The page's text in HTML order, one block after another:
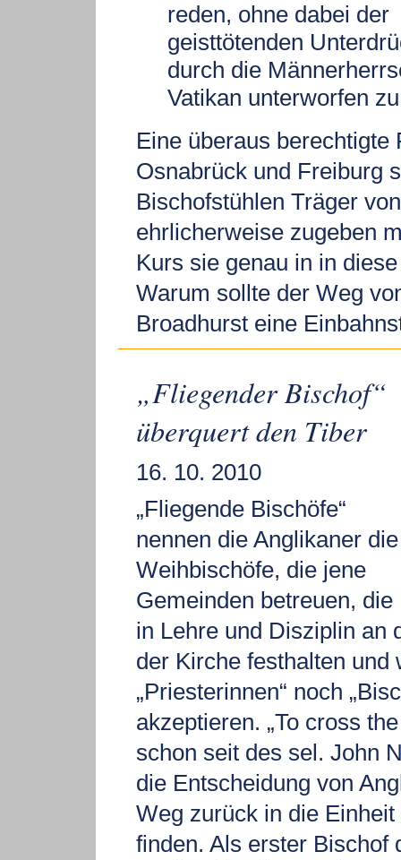
reden, ohne dabei der
geisttötenden
durch die
Vatikan unterworfen
Eine überaus berechtigte
Osnabrück und Freiburg
Bischofstühlen Träger
ehrlicherweise zugeben
Kurs sie genau in in
Warum sollte der Weg
Broadhurst eine
„Fliegender Bischof“
überquert den Tiber
16. 10. 2010
„Fliegende Bischöfe“
nennen die Anglikaner die
Weihbischöfe, die jene
Gemeinden betreuen, die
in Lehre und Disziplin an
der Kirche festhalten und
„Priesterinnen“ noch
akzeptieren. „To cross
schon seit des sel. John
die Entscheidung von
Weg zurück in die
finden. Als erster Bischof